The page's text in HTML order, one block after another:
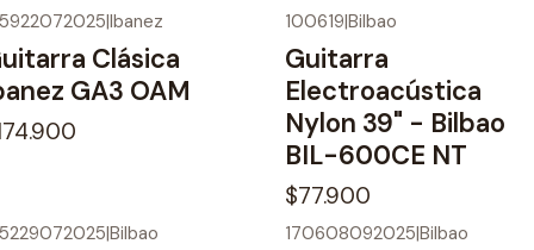
|Ibanez
Clásica
GA3 OAM
100619|Bilbao
Guitarra
Electroacústica
Nylon 39" - Bilbao
BIL-600CE NT
$77.900
|Bilbao 170608092025|Bilbao